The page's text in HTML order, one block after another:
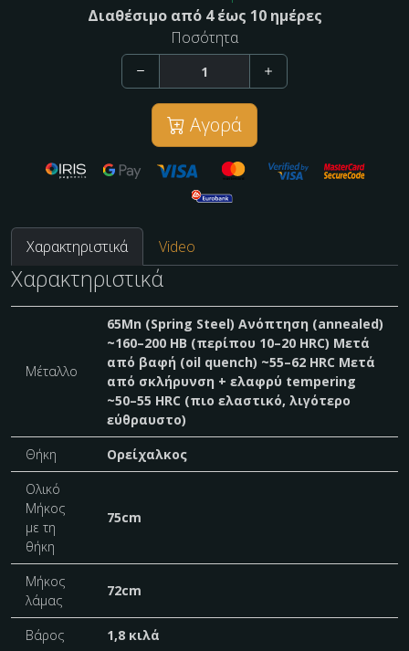
Διαθέσιμο από 4 έως 10 ημέρες
Ποσότητα
Αγορά
Χαρακτηριστικά Video
Χαρακτηριστικά
Μέταλλο
65Mn (Spring Steel) Ανόπτηση (annealed)
~160–200 HB (περίπου 10–20 HRC) Μετά
από βαφή (oil quench) ~55–62 HRC Μετά
από σκλήρυνση + ελαφρύ tempering
~50–55 HRC (πιο ελαστικό, λιγότερο
εύθραυστο)
Θήκη
Ορείχαλκος
Ολικό
Μήκος
με τη
θήκη
75cm
Μήκος
λάμας
72cm
Βάρος 1,8 κιλά